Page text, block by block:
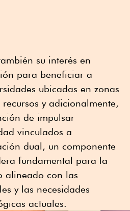
su interés en
para beneficiar a
ubicadas en zonas
y adicionalmente,
de impulsar
vinculados a
dual, un componente
fundamental para la
alineado con las
y las necesidades
actuales.